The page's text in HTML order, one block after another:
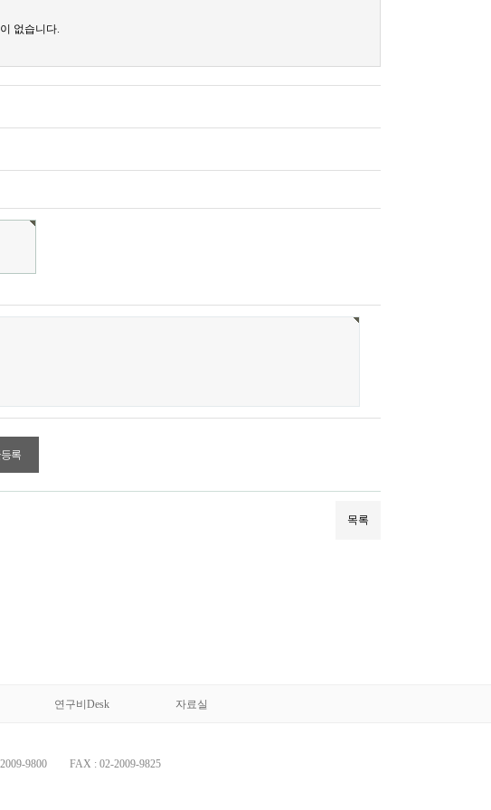
없습니다.
목록
연구비Desk 자료실
9800
FAX : 02-2009-9825